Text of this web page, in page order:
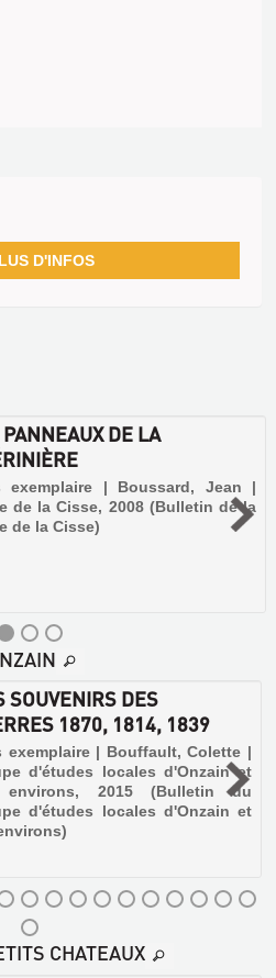
D'INFOS
DE LA
exemplaire | Boussard, Jean |
de la Cisse, 2008 (Bulletin de la
de la Cisse)
SOUVENIRS DES
1870, 1814, 1839
exemplaire | Bouffault, Colette |
d'études locales d'Onzain et
environs, 2015 (Bulletin du
d'études locales d'Onzain et
CHATEAUX